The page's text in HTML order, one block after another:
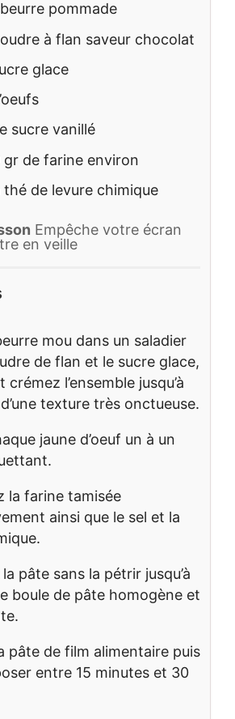
pommade
à flan saveur chocolat
glace
sucre vanillé
gr de farine environ
thé de levure chimique
Empêche votre écran
en veille
mou dans un saladier
de flan et le sucre glace,
crémez l’ensemble jusqu’à
texture très onctueuse.
jaune d’oeuf un à un
la farine tamisée
ainsi que le sel et la
pâte sans la pétrir jusqu’à
boule de pâte homogène et
pâte de film alimentaire puis
entre 15 minutes et 30